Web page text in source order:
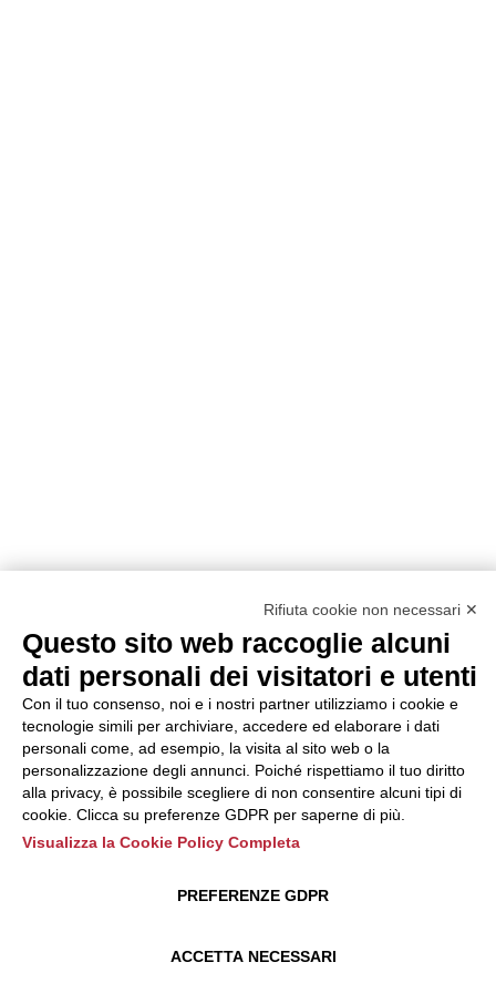
Rifiuta cookie non necessari ✕
Questo sito web raccoglie alcuni
dati personali dei visitatori e utenti
Con il tuo consenso, noi e i nostri partner utilizziamo i cookie e
tecnologie simili per archiviare, accedere ed elaborare i dati
personali come, ad esempio, la visita al sito web o la
personalizzazione degli annunci. Poiché rispettiamo il tuo diritto
alla privacy, è possibile scegliere di non consentire alcuni tipi di
cookie. Clicca su preferenze GDPR per saperne di più.
Visualizza la Cookie Policy Completa
ACCETTA NECESSARI
PREFERENZE GDPR